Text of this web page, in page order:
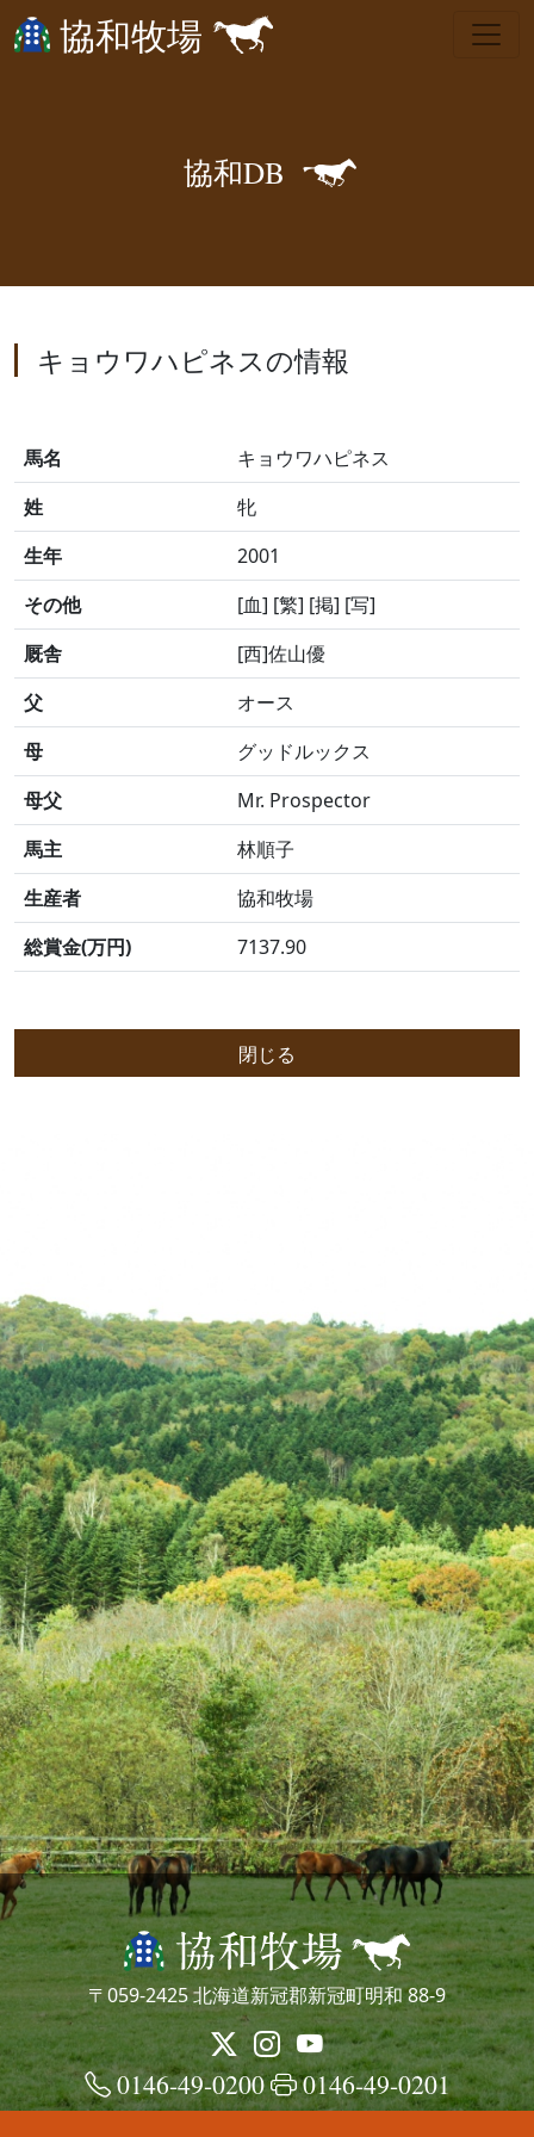
協和牧場
協和DB 🐎
キョウワハピネスの情報
馬名
キョウワハピネス
姓
牝
生年
2001
その他
[血] [繁] [掲] [写]
厩舎
[西]佐山優
父
オース
母
グッドルックス
母父
Mr. Prospector
馬主
林順子
生産者
協和牧場
総賞金(万円)
7137.90
閉じる
〒059-2425 北海道新冠郡新冠町明和 88-9
0146-49-0200 0146-49-0201